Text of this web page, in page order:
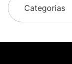
Categorias